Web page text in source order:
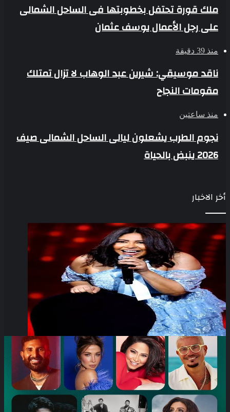
ملك قورة تحتفل بخطوبتها فى الساحل الشمالى
على رجل الأعمال يوسف عثمان
منذ 39 دقيقة
ناقد موسيقي: شيرين عبد الوهاب لا تزال تمتلك
مقومات النجاح
منذ ساعتين
نجوم الطرب يشعلون ليالى الساحل الشمالى صيف
2026 ينبض بالحياة
أخر الاخبار